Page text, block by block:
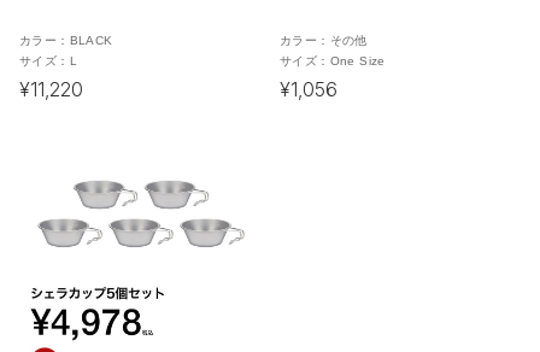
カラー： BLACK
サイズ： L
¥11,220
カラー： その他
サイズ： One Size
¥1,056